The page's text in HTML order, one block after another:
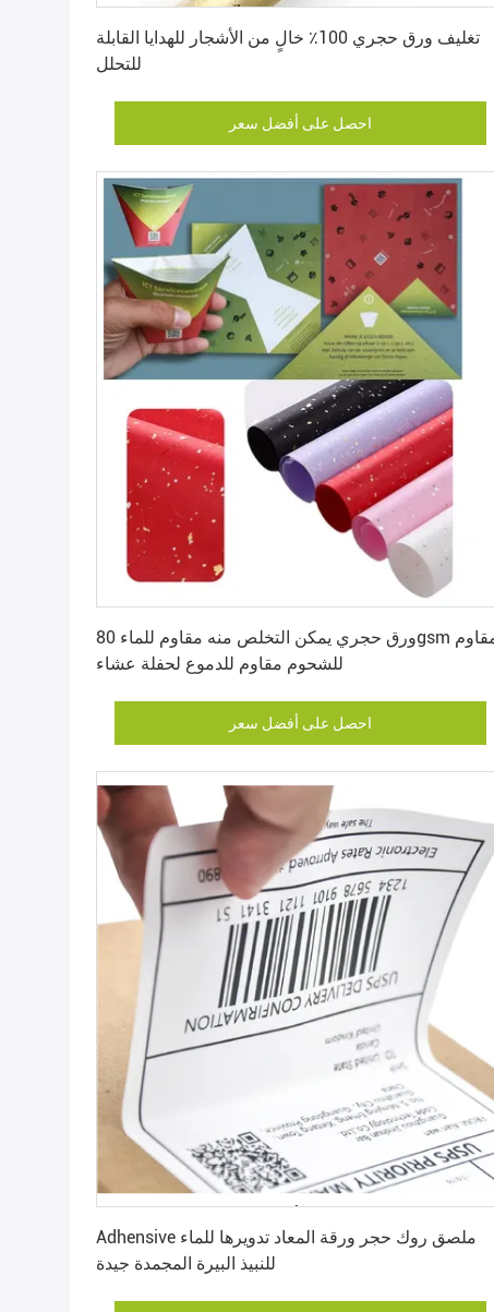
تغليف ورق حجري 100٪ خالٍ من الأشجار للهدايا القابلة
للتحلل
احصل على أفضل سعر
ورق حجري يمكن التخلص منه مقاوم للماء 80gsm مقاوم
للشحوم مقاوم للدموع لحفلة عشاء
احصل على أفضل سعر
Adhensive ملصق روك حجر ورقة المعاد تدويرها للماء
للنبيذ البيرة المجمدة جيدة